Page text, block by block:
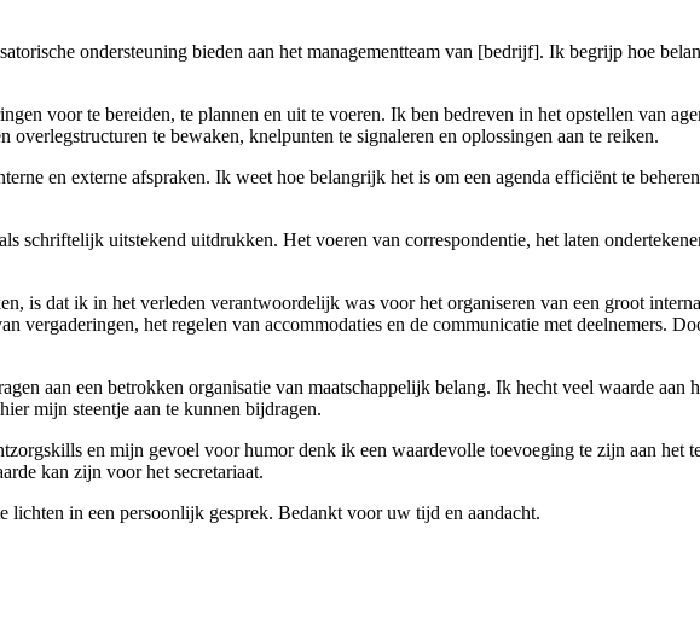
ondersteuning bieden aan het managementteam van [bedrijf]. Ik begrijp hoe
voor te bereiden, te plannen en uit te voeren. Ik ben bedreven in het opstellen van
overlegstructuren te bewaken, knelpunten te signaleren en oplossingen aan te reiken.
en externe afspraken. Ik weet hoe belangrijk het is om een agenda efficiënt te
schriftelijk uitstekend uitdrukken. Het voeren van correspondentie, het laten
is dat ik in het verleden verantwoordelijk was voor het organiseren van een groot
vergaderingen, het regelen van accommodaties en de communicatie met deelnemers.
aan een betrokken organisatie van maatschappelijk belang. Ik hecht veel waarde aan
mijn steentje aan te kunnen bijdragen.
en mijn gevoel voor humor denk ik een waardevolle toevoeging te zijn aan
kan zijn voor het secretariaat.
in een persoonlijk gesprek. Bedankt voor uw tijd en aandacht.